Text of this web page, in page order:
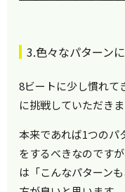
3.色々なパターン
8ビートに少し慣れて
に挑戦していただきま
本来であれば1つのパ
をするべきなのです
は「こんなパターン